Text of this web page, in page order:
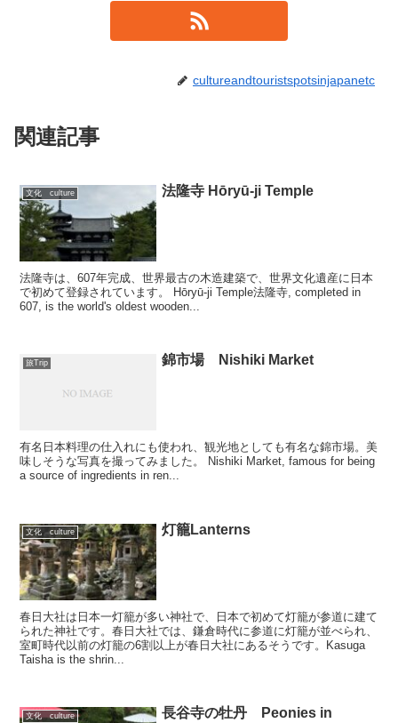
cultureandtouristspotsinjapanetc
関連記事
文化 culture 法隆寺 Hōryū-ji Temple
法隆寺は、607年完成、世界最古の木造建築で、世界文化遺産に日本
で初めて登録されています。 Hōryū-ji Temple法隆寺, completed in
607, is the world's oldest wooden...
旅Trip 錦市場 Nishiki Market
有名日本料理の仕入れにも使われ、観光地としても有名な錦市場。美
味しそうな写真を撮ってみました。 Nishiki Market, famous for being
a source of ingredients in ren...
文化 culture 灯籠Lanterns
春日大社は日本一灯籠が多い神社で、日本で初めて灯籠が参道に建て
られた神社です。春日大社では、鎌倉時代に参道に灯籠が並べられ、
室町時代以前の灯籠の6割以上が春日大社にあるそうです。Kasuga
Taisha is the shrin...
文化 culture
長谷寺の牡丹 Peonies in